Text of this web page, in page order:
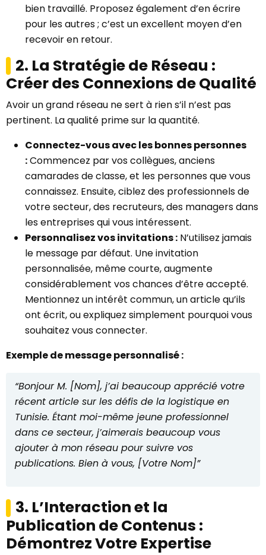
bien travaillé. Proposez également d’en écrire
pour les autres ; c’est un excellent moyen d’en
recevoir en retour.
2. La Stratégie de Réseau :
Créer des Connexions de Qualité
Avoir un grand réseau ne sert à rien s’il n’est pas
pertinent. La qualité prime sur la quantité.
Connectez-vous avec les bonnes personnes
:Commencez par vos collègues, anciens
camarades de classe, et les personnes que vous
connaissez. Ensuite, ciblez des professionnels de
votre secteur, des recruteurs, des managers dans
les entreprises qui vous intéressent.
Personnalisez vos invitations : N’utilisez jamais
le message par défaut. Une invitation
personnalisée, même courte, augmente
considérablement vos chances d’être accepté.
Mentionnez un intérêt commun, un article qu’ils
ont écrit, ou expliquez simplement pourquoi vous
souhaitez vous connecter.
Exemple de message personnalisé :
“Bonjour M. [Nom], j’ai beaucoup apprécié votre
récent article sur les défis de la logistique en
Tunisie. Étant moi-même jeune professionnel
dans ce secteur, j’aimerais beaucoup vous
ajouter à mon réseau pour suivre vos
publications. Bien à vous, [Votre Nom]”
3. L’Interaction et la
Publication de Contenus :
Démontrez Votre Expertise